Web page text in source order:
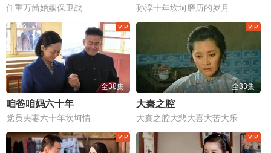
任重万茜婚姻保卫战 孙淳十年坎坷磨历的岁月
全38集
咱爸咱妈六十年
党员夫妻六十年坎坷情
全33集
大秦之腔
大秦之腔大悲大喜大苦大乐